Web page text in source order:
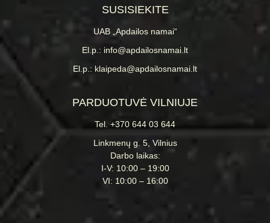
SUSISIEKITE
UAB „Apdailos namai“
El.p.: info@apdailosnamai.lt
El.p.: klaipeda@apdailosnamai.lt
PARDUOTUVĖ VILNIUJE
Tel. +370 644 03 644
Linkmenų g. 5, Vilnius
Darbo laikas:
I-V: 10:00 – 19:00
VI: 10:00 – 16:00